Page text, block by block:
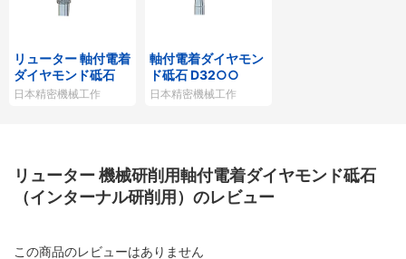
リューター 軸付電着
ダイヤモンド砥石
日本精密機械工作
軸付電着ダイヤモン
ド砥石 D32○○
日本精密機械工作
リューター 機械研削用軸付電着ダイヤモンド砥石
（インターナル研削用）のレビュー
この商品のレビューはありません